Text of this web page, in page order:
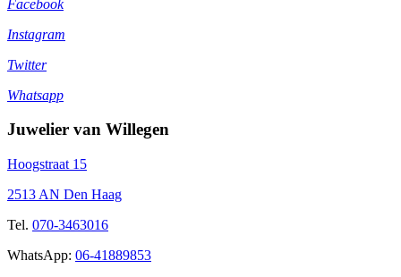
Facebook
Instagram
Twitter
Whatsapp
Juwelier van Willegen
Hoogstraat 15
2513 AN Den Haag
Tel. 070-3463016
WhatsApp: 06-41889853